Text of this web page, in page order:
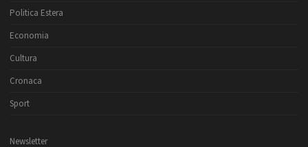
Politica Estera
Economia
Cultura
Cronaca
Sport
Newsletter